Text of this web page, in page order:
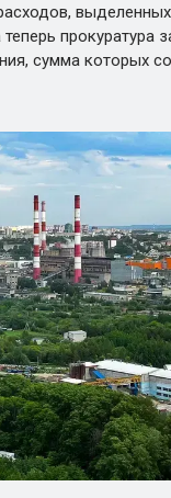
прокуратура
сумма которых